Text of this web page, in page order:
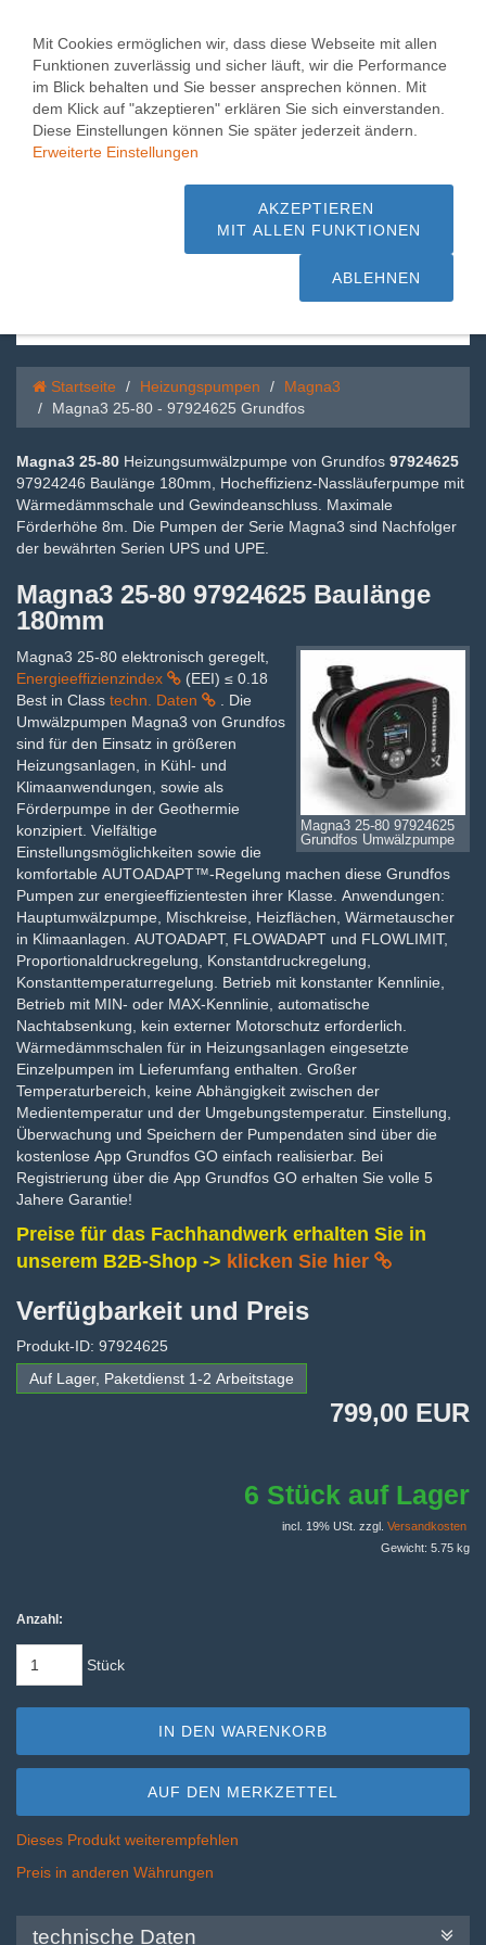
Magna3 25-80 -
97924625 Grundfos
Beratung + Service - schnelle Lieferung
Startseite Heizungspumpen
Magna3
Magna3 25-80 - 97924625 Grundfos
Magna3 25-80 Heizungsumwälzpumpe von Grundfos 97924625
97924246 Baulänge 180mm, Hocheffizienz-Nassläuferpumpe mit
Wärmedämmschale und Gewindeanschluss. Maximale
Förderhöhe 8m. Die Pumpen der Serie Magna3 sind Nachfolger
der bewährten Serien UPS und UPE.
Magna3 25-80 97924625 Baulänge
180mm
Magna3 25-80 97924625
Grundfos Umwälzpumpe
Magna3 25-80 elektronisch geregelt,
Energieeffizienzindex
Best in Class techn. Daten
. Die
Umwälzpumpen Magna3 von Grundfos
sind für den Einsatz in größeren
Heizungsanlagen, in Kühl- und
Klimaanwendungen, sowie als
Förderpumpe in der Geothermie
konzipiert. Vielfältige
Einstellungsmöglichkeiten sowie die
komfortable AUTOADAPT™-Regelung machen diese Grundfos
Pumpen zur energieeffizientesten ihrer Klasse. Anwendungen:
Hauptumwälzpumpe, Mischkreise, Heizflächen, Wärmetauscher
in Klimaanlagen. AUTOADAPT, FLOWADAPT und FLOWLIMIT,
Proportionaldruckregelung, Konstantdruckregelung,
Konstanttemperaturregelung. Betrieb mit konstanter Kennlinie,
Betrieb mit MIN- oder MAX-Kennlinie, automatische
Nachtabsenkung, kein externer Motorschutz erforderlich.
Wärmedämmschalen für in Heizungsanlagen eingesetzte
Einzelpumpen im Lieferumfang enthalten. Großer
Temperaturbereich, keine Abhängigkeit zwischen der
Medientemperatur und der Umgebungstemperatur. Einstellung,
Überwachung und Speichern der Pumpendaten sind über die
kostenlose App Grundfos GO einfach realisierbar. Bei
Registrierung über die App Grundfos GO erhalten Sie volle 5
Jahere Garantie!
Preise für das Fachhandwerk erhalten Sie in
unserem B2B-Shop -> klicken Sie hier
Verfügbarkeit und Preis
Produkt-ID: 97924625
Auf Lager, Paketdienst 1-2 Arbeitstage
799,00 EUR
6 Stück auf Lager
incl. 19% USt. zzgl. Versandkosten
Gewicht: 5.75 kg
Anzahl:
Stück
IN DEN WARENKORB
AUF DEN MERKZETTEL
Dieses Produkt weiterempfehlen
Preis in anderen Währungen
technische Daten
Mit Cookies ermöglichen wir, dass diese Webseite mit allen
Funktionen zuverlässig und sicher läuft, wir die Performance
im Blick behalten und Sie besser ansprechen können. Mit
dem Klick auf "akzeptieren" erklären Sie sich einverstanden.
Diese Einstellungen können Sie später jederzeit ändern.
Erweiterte Einstellungen
AKZEPTIEREN
MIT ALLEN FUNKTIONEN
ABLEHNEN